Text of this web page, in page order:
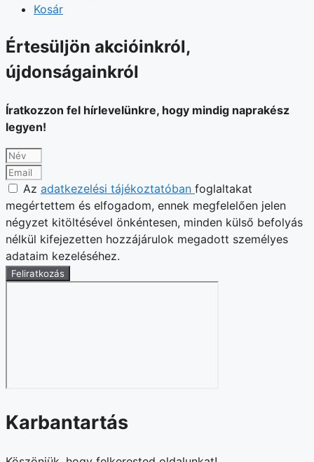
Kosár
Értesüljön akcióinkról,
újdonságainkról
Íratkozzon fel hírlevelünkre, hogy mindig naprakész
legyen!
Az adatkezelési tájékoztatóban foglaltakat
megértettem és elfogadom, ennek megfelelően jelen
négyzet kitöltésével önkéntesen, minden külső befolyás
nélkül kifejezetten hozzájárulok megadott személyes
adataim kezeléséhez.
Feliratkozás
Karbantartás